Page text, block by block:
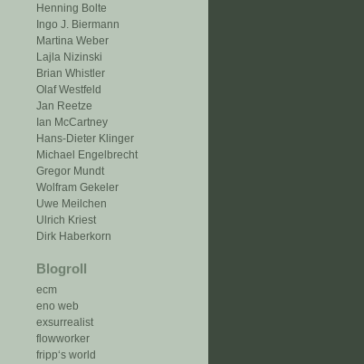
Henning Bolte
Ingo J. Biermann
Martina Weber
Lajla Nizinski
Brian Whistler
Olaf Westfeld
Jan Reetze
Ian McCartney
Hans-Dieter Klinger
Michael Engelbrecht
Gregor Mundt
Wolfram Gekeler
Uwe Meilchen
Ulrich Kriest
Dirk Haberkorn
Blogroll
ecm
eno web
exsurrealist
flowworker
fripp‘s world